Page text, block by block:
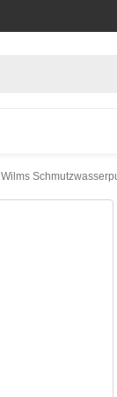
Wilms